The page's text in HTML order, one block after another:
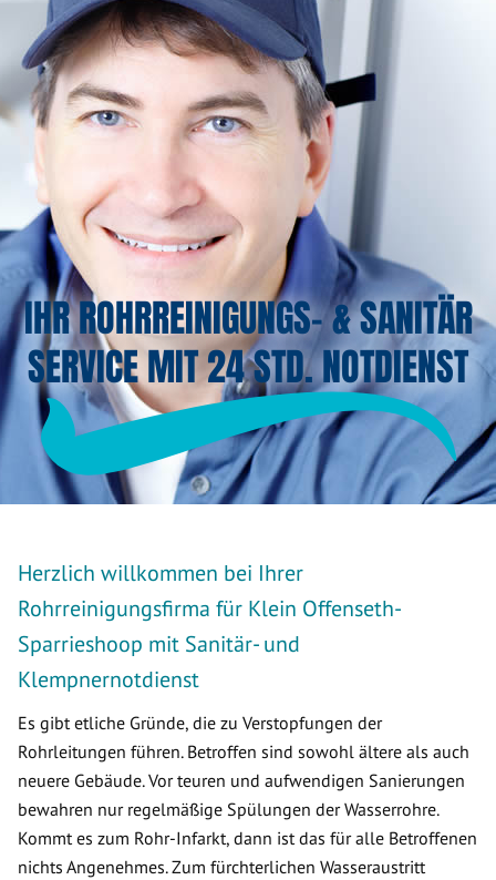
IHR ROHRREINIGUNGS- & SANITÄR
SERVICE MIT 24 STD. NOTDIENST
Herzlich willkommen bei Ihrer
Rohrreinigungsfirma für Klein Offenseth-
Sparrieshoop mit Sanitär- und
Klempnernotdienst
Es gibt etliche Gründe, die zu Verstopfungen der
Rohrleitungen führen. Betroffen sind sowohl ältere als auch
neuere Gebäude. Vor teuren und aufwendigen Sanierungen
bewahren nur regelmäßige Spülungen der Wasserrohre.
Kommt es zum Rohr-Infarkt, dann ist das für alle Betroffenen
nichts Angenehmes. Zum fürchterlichen Wasseraustritt